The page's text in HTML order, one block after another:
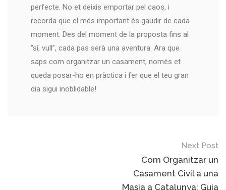
perfecte. No et deixis emportar pel caos, i
recorda que el més important és gaudir de cada
moment. Des del moment de la proposta fins al
“sí, vull”, cada pas serà una aventura. Ara que
saps com organitzar un casament, només et
queda posar-ho en pràctica i fer que el teu gran
dia sigui inoblidable!
Next Post
Com Organitzar un
Casament Civil a una
Masia a Catalunya: Guia